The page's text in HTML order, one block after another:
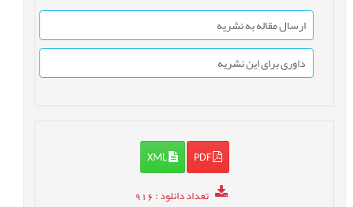
ارسال مقاله به نشریه
داوری برای این نشریه
PDF
XML
تعداد دانلود: 916